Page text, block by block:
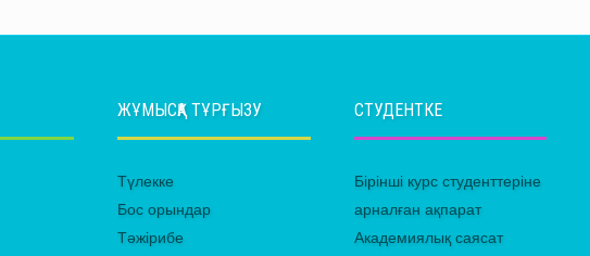
ЖҰМЫСҚА ТҰРҒЫЗУ
Түлекке
Бос орындар
Тәжірибе
СТУДЕНТКЕ
Бірінші курс студенттеріне
арналған ақпарат
Академиялық саясат